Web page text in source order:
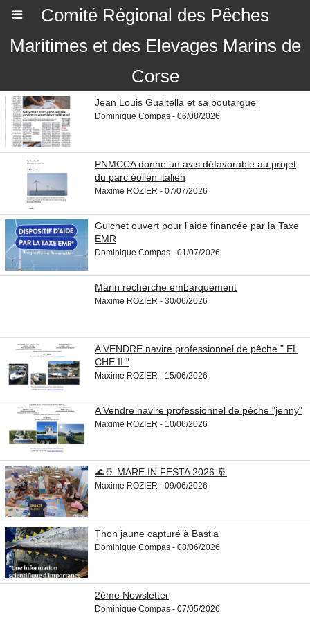
Comité Régional des Pêches
Maritimes et des Elevages Marins de
Corse
Jean Louis Guaitella et sa boutargue
Dominique Compas - 06/08/2026
PNMCCA donne un avis défavorable au projet
du parc éolien italien
Maxime ROZIER - 07/07/2026
Guichet ouvert pour l'aide financée par la Taxe
EMR
Dominique Compas - 01/07/2026
Marin recherche embarquement
Maxime ROZIER - 30/06/2026
A VENDRE navire professionnel de pêche " EL
CHE II "
Maxime ROZIER - 15/06/2026
A Vendre navire professionnel de pêche "jenny"
Maxime ROZIER - 10/06/2026
🌊🚢 MARE IN FESTA 2026 🚢
Maxime ROZIER - 09/06/2026
Thon jaune capturé à Bastia
Dominique Compas - 08/06/2026
2ème Newsletter
Dominique Compas - 07/05/2026